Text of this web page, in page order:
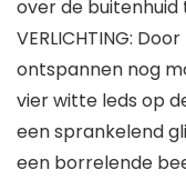
over de buitenhuid
VERLICHTING:
ontspannen nog
vier witte leds op
een sprankelend
een borrelende